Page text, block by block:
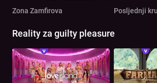
Zona Zamfirova Posljednji
Reality za guilty pleasure